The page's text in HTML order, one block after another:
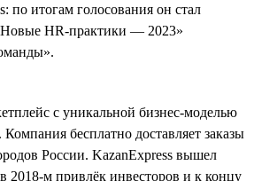
по итогам голосования он стал
HR-практики — 2023»
с уникальной бизнес-моделью
бесплатно доставляет заказы
России. KazanExpress вышел
2018‑м привлёк инвесторов и к концу